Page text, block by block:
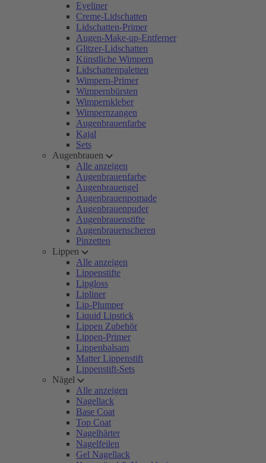
Eyeliner
Creme-Lidschatten
Lidschatten-Primer
Augen-Make-up-Entferner
Glitzer-Lidschatten
Künstliche Wimpern
Lidschattenpaletten
Wimpern-Primer
Wimpernbürsten
Wimpernkleber
Wimpernzangen
Augenbrauenfarbe
Kajal
Sets
Augenbrauen
Alle anzeigen
Augenbrauenfarbe
Augenbrauengel
Augenbrauenpomade
Augenbrauenpuder
Augenbrauenstifte
Augenbrauenscheren
Pinzetten
Lippen
Alle anzeigen
Lippenstifte
Lipgloss
Lipliner
Lip-Plumper
Liquid Lipstick
Lippen Zubehör
Lippen-Primer
Lippenbalsam
Matter Lippenstift
Lippenstift-Sets
Nägel
Alle anzeigen
Nagellack
Base Coat
Top Coat
Nagelhärter
Nagelfeilen
Gel Nagellack